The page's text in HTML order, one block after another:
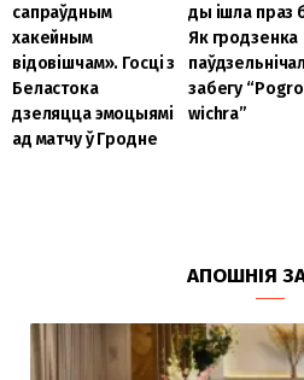
сапраўдным
хакейным
відовішчам». Госці з
Беластока
дзеляцца эмоцыямі
ад матчу ў Гродне
ды ішла праз
Як гродзенка
забегу
wichra”
АПОШНІЯ